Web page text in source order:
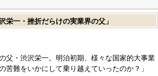
一・挫折だらけの実業界の父」
父・渋沢栄一。明治初期、様々な国家的大事業
難をいかにして乗り越えていったのか？」